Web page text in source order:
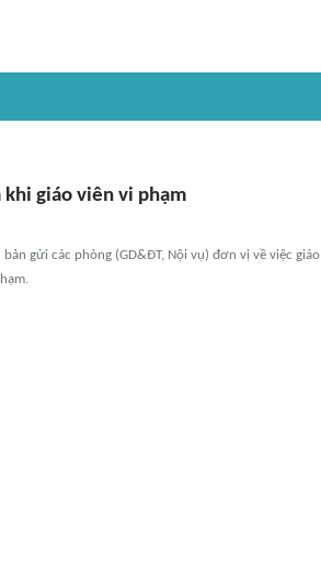
giáo viên vi phạm
bản gửi các phòng (GD&ĐT, Nội vụ) đơn vị về việc giáo